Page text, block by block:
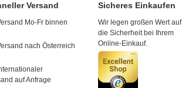
Versand
Mo-Fr binnen
nach Österreich
auf Anfrage
Sicheres Einkaufen
Wir legen großen Wert auf
die Sicherheit bei Ihrem
Online-Einkauf.